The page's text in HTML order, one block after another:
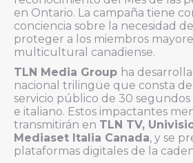
en Ontario. La campaña tiene
conciencia sobre la necesidad
proteger a los miembros
multicultural canadiense.
TLN Media Group ha
nacional trilingüe que consta
servicio público de 30 segundos
e italiano. Estos impactantes
transmitirán en TLN TV,
Mediaset Italia Canada, y se
plataformas digitales de la